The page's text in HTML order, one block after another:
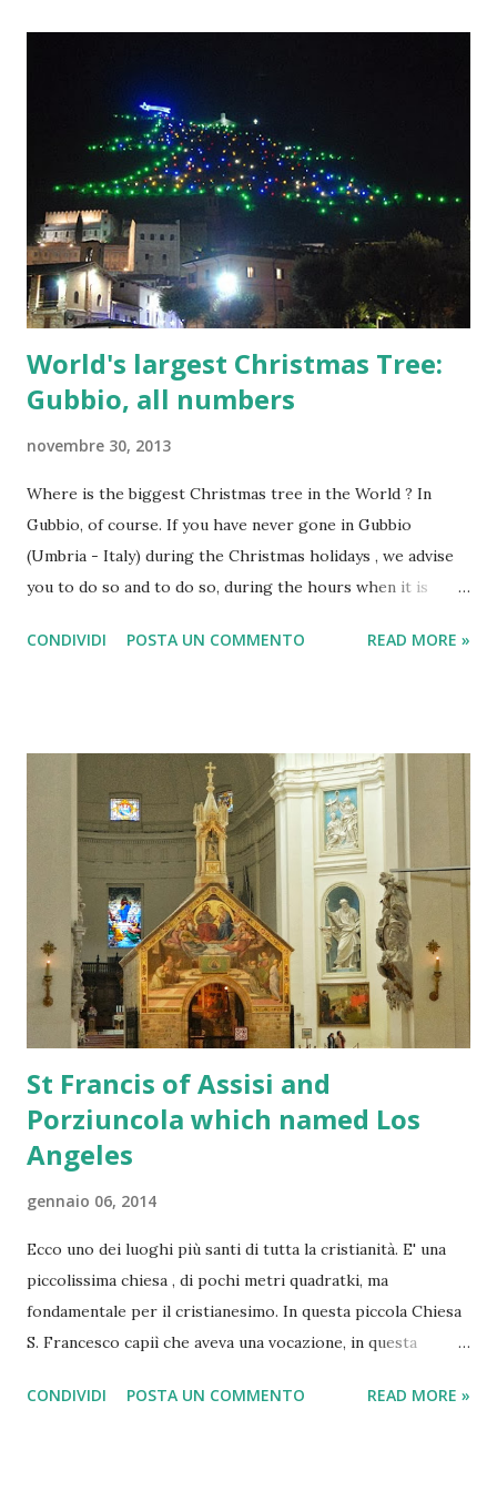
un pacchetto azionario importante desidera capire quali
possano essere le prospettive sui prezzi per il 2026 e se il
dividendo possa tornare a livelli interessanti. Questo
articolo analizza mercato, normativa, situazione industriale,
dinamiche societarie e potenziali scenari futuri del titolo.
Sommario Situazione automotive in Europa La lettera di
Germania e Italia alla Commissione Europea Analisi
tecnica...
World's largest Christmas Tree:
Gubbio, all numbers
novembre 30, 2013
Where is the biggest Christmas tree in the World ? In
Gubbio, of course. If you have never gone in Gubbio
(Umbria - Italy) during the Christmas holidays , we advise
you to do so and to do so, during the hours when it is
from Italy You can admire one of the most famous shows of
recent record , established in the early 80s by a group of
visionary citizens who wanted to build the largest
Christmas tree in the world . They succeeded and now this
has become a tourist attraction. Gubbio is built on the
slopes of Mount Ingino , and it is in the entire length of
the mountain just before Christmas, the lights are placed
forming a huge Christmas tree , but look at the numbers,
and some photos:
CONDIVIDI POSTA UN COMMENTO READ MORE »
St Francis of Assisi and
Porziuncola which named Los
Angeles
gennaio 06, 2014
Ecco uno dei luoghi più santi di tutta la cristianità. E' una
piccolissima chiesa , di pochi metri quadratki, ma
fondamentale per il cristianesimo. In questa piccola Chiesa
S. Francesco capiì che aveva una vocazione, in questa
piccola Chiesa, S. Francesco morì. Molti non lo sanno ma la
CONDIVIDI POSTA UN COMMENTO READ MORE »